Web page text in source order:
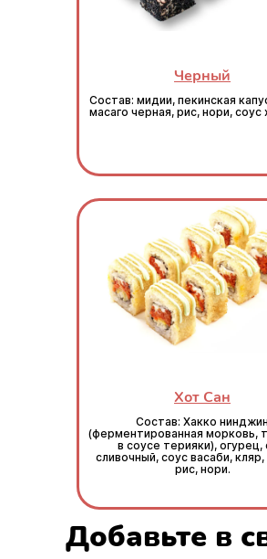
Черный
Состав: мидии, пекинская
масаго черная, рис, нори, соус
Хот Сан
Состав: Хакко нинджин
(ферментированная морковь,
в соусе терияки), огурец,
сливочный, соус васаби, кляр,
рис, нори.
Добавьте в